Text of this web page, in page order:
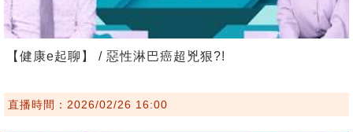
【健康e起聊】 / 惡性淋巴癌超兇狠?!
直播時間：2026/02/26 16:00